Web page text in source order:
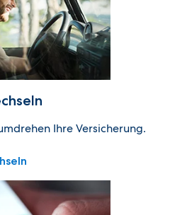
Ihre Versicherung.